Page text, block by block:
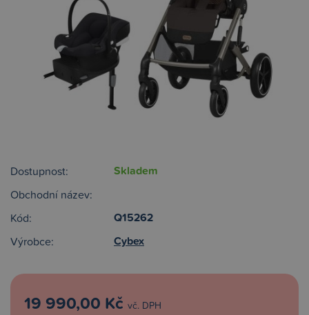
Dostupnost: Skladem
Obchodní název:
Kód:
Q15262
Výrobce: Cybex
19 990,00 Kč vč. DPH